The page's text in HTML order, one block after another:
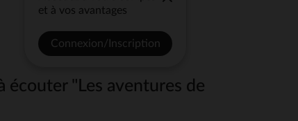
et à vos avantages
Connexion/Inscription
écouter "Les aventures de